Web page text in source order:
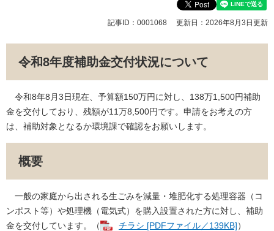
記事ID：0001068 更新日：2026年8月3日更新
令和8年度補助金交付状況について
令和8年8月3日現在、予算額150万円に対し、138万1,500円補助
金を交付しており、残額が11万8,500円です。申請をお考えの方
は、補助対象となるか環境課で確認をお願いします。
概要
一般の家庭から出される生ごみを減量・堆肥化する処理容器（コ
ンポスト等）や処理機（電気式）を購入設置された方に対し、補助
金を交付しています。（
チラシ [PDFファイル／139KB]）